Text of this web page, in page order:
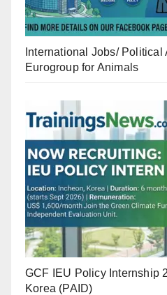
International Jobs/
Eurogroup for Animals
GCF IEU Policy Internship
Korea (PAID)